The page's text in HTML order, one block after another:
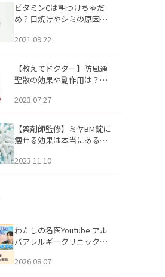
ビタミンCは朝つけちゃだ
め？日焼けやシミの原因に
2021.09.22
【教えてドクター】防風通
聖散の効果や副作用は？長
2023.07.27
【薬剤師監修】ミヤBM錠に
痩せる効果は本当にある
2023.11.10
わたしの名医Youtube アル
バアレルギークリニック札
らない理由｜繰り返す人が
2026.08.07